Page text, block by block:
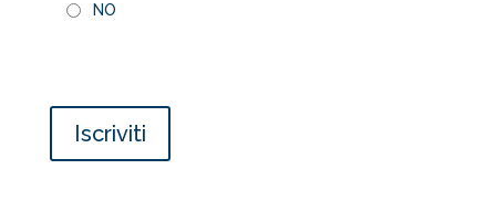
NO
Pharmacovigilance
Iscriviti